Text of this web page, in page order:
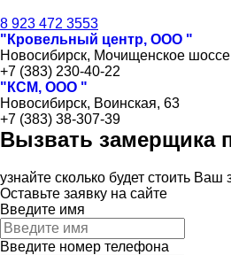
8 923 472 3553
"Кровельный центр, ООО "
Новосибирск, Мочищенское
+7 (383) 230-40-22
"КСМ, ООО "
Новосибирск, Воинская, 63
+7 (383) 38-307-39
Вызвать замерщика
узнайте сколько будет стоить
Оставьте заявку на сайте
Введите имя
Введите номер телефона